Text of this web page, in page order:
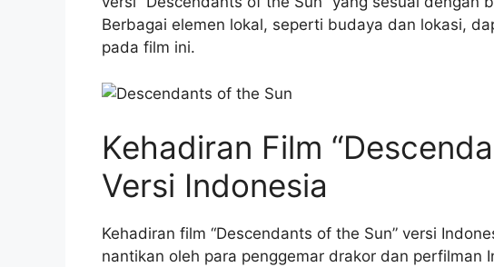
Berbagai elemen lokal, seperti budaya dan lokasi,
pada film ini.
Kehadiran Film
Versi Indonesia
Kehadiran film “Descendants of the Sun” versi
nantikan oleh para penggemar drakor dan perfilman